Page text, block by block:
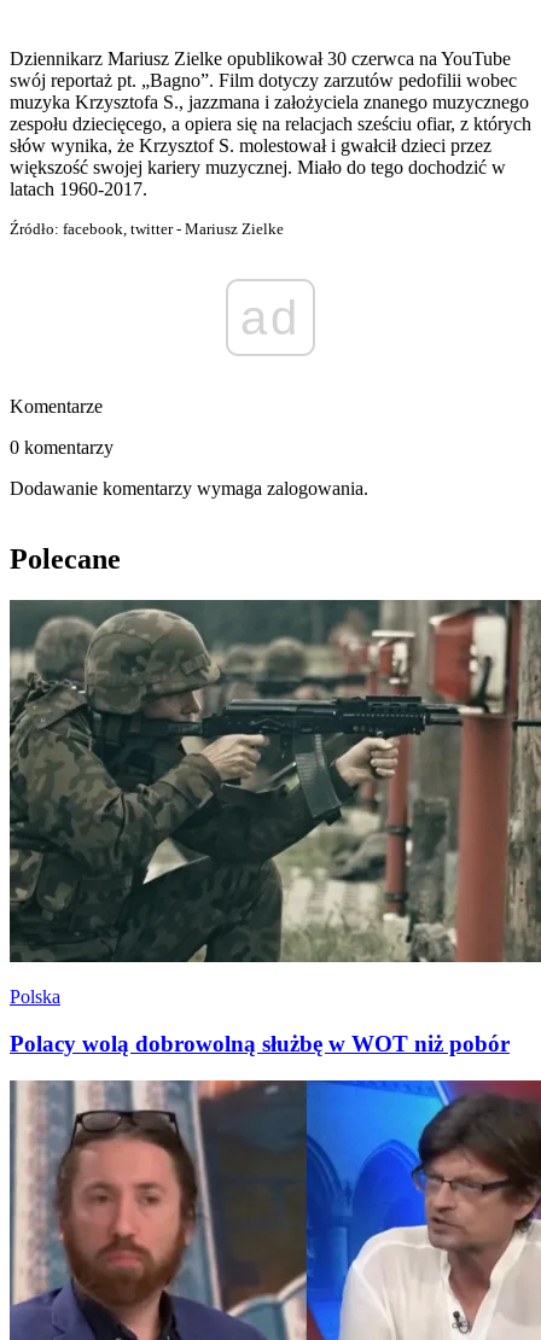
Dziennikarz Mariusz Zielke opublikował 30 czerwca na YouTube
swój reportaż pt. „Bagno”. Film dotyczy zarzutów pedofilii wobec
muzyka Krzysztofa S., jazzmana i założyciela znanego muzycznego
zespołu dziecięcego, a opiera się na relacjach sześciu ofiar, z których
słów wynika, że Krzysztof S. molestował i gwałcił dzieci przez
większość swojej kariery muzycznej. Miało do tego dochodzić w
latach 1960-2017.
Źródło: facebook, twitter - Mariusz Zielke
ad
Komentarze
0 komentarzy
Dodawanie komentarzy wymaga zalogowania.
Polecane
Polska
Polacy wolą dobrowolną służbę w WOT niż pobór